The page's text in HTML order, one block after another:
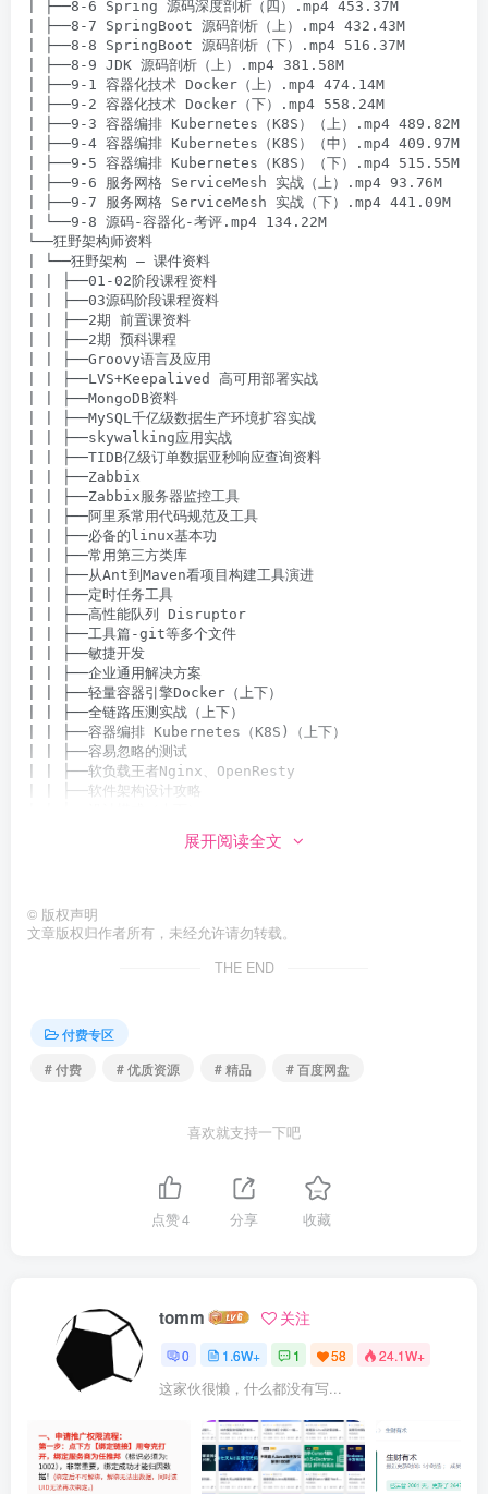
| ├──8-6 Spring 源码深度剖析（四）.mp4 453.37M
| ├──8-7 SpringBoot 源码剖析（上）.mp4 432.43M
| ├──8-8 SpringBoot 源码剖析（下）.mp4 516.37M
| ├──8-9 JDK 源码剖析（上）.mp4 381.58M
| ├──9-1 容器化技术 Docker（上）.mp4 474.14M
| ├──9-2 容器化技术 Docker（下）.mp4 558.24M
| ├──9-3 容器编排 Kubernetes（K8S）（上）.mp4 489.82M
| ├──9-4 容器编排 Kubernetes（K8S）（中）.mp4 409.97M
| ├──9-5 容器编排 Kubernetes（K8S）（下）.mp4 515.55M
| ├──9-6 服务网格 ServiceMesh 实战（上）.mp4 93.76M
| ├──9-7 服务网格 ServiceMesh 实战（下）.mp4 441.09M
| └──9-8 源码-容器化-考评.mp4 134.22M
└──狂野架构师资料
| └──狂野架构 – 课件资料
| | ├──01-02阶段课程资料
| | ├──03源码阶段课程资料
| | ├──2期 前置课资料
| | ├──2期 预科课程
| | ├──Groovy语言及应用
| | ├──LVS+Keepalived 高可用部署实战
| | ├──MongoDB资料
| | ├──MySQL千亿级数据生产环境扩容实战
| | ├──skywalking应用实战
| | ├──TIDB亿级订单数据亚秒响应查询资料
| | ├──Zabbix
| | ├──Zabbix服务器监控工具
| | ├──阿里系常用代码规范及工具
| | ├──必备的linux基本功
| | ├──常用第三方类库
| | ├──从Ant到Maven看项目构建工具演进
| | ├──定时任务工具
| | ├──高性能队列 Disruptor
| | ├──工具篇-git等多个文件
| | ├──敏捷开发
| | ├──企业通用解决方案
| | ├──轻量容器引擎Docker（上下）
| | ├──全链路压测实战（上下）
| | ├──容器编排 Kubernetes（K8S)（上下）
| | ├──容易忽略的测试
| | ├──软负载王者Nginx、OpenResty
| | ├──软件架构设计攻略
| | ├──设计篇-助画方略-系统建模深入
| | ├──深入理解常见应用级算法思想（上下）
| | ├──性能篇-Mysql调优（上、下）
| | ├──云服务篇-服务网格ServiceMesh 实战（上下）
| | ├──中间件-RabbitMQ 深度剖析（上下）
| | ├──中间件-RocketMQ 深度剖析（上中下）
| | ├──WM_就业1–如何制作亮点简历.pdf 3.84M
更多精品优质资源，点击这里查看【付费专区】
抓紧一起加入shaocun资源站吧！
展开阅读全文
© 版权声明
文章版权归作者所有，未经允许请勿转载。
THE END
付费专区
# 付费
# 优质资源 # 精品 # 百度网盘
喜欢就支持一下吧
点赞4 分享 收藏
tomm 关注
0 1.6W+ 1 58 24.1W+
这家伙很懒，什么都没有写...